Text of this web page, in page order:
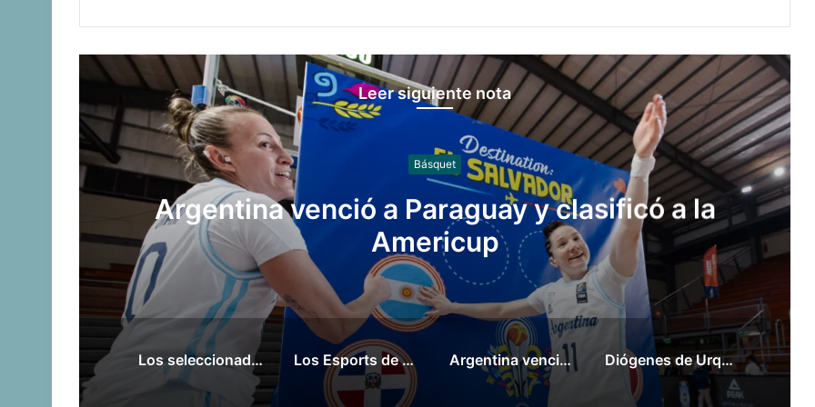
Leer siguiente nota
Generales
Diógenes de Urquiza renunció a la
subsecretaría de deportes y escala la interna
del gobierno
Los seleccionados de sóftbol tienen los convocados para los Juegos Suramericanos 2026 Los Esports de Santa Fe 2026 tendrán su primer evento presencial en Rosario Argentina venció a Paraguay y clasificó a la Americup Diógenes de Urquiza renunció a la subsecretaría de deportes y escala la interna del gobierno